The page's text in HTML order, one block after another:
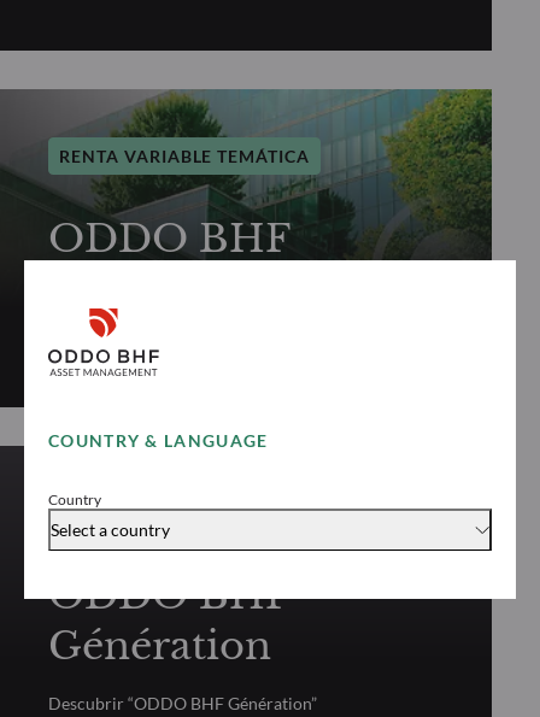
COUNTRY & LANGUAGE
Country
Select a country
RENTA VARIABLE TEMÁTICA
ODDO BHF
Descubrir “ODDO BHF Immobilier”
RENTA VARIABLE TEMÁTICA
ODDO BHF
Génération
Descubrir “ODDO BHF Génération”